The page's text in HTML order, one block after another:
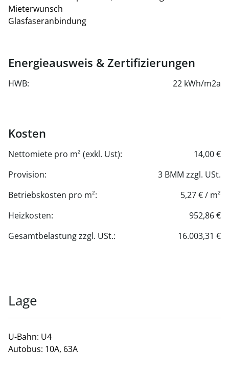
Stellplätze können in der hauseigenen Tiefgarage
angemietet werden.
Mieterwunsch
Glasfaseranbindung
Energieausweis & Zertifizierungen
HWB: 22 kWh/m2a
Kosten
Nettomiete pro m² (exkl. Ust):
14,00 €
Provision:
3 BMM zzgl. USt.
Betriebskosten pro m²:
5,27 € / m²
Heizkosten:
952,86 €
Gesamtbelastung zzgl. USt.:
16.003,31 €
Lage
U-Bahn: U4
Autobus: 10A, 63A